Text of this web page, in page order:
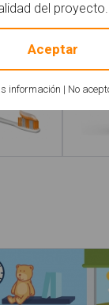
de "Tener"
del proyecto.
información | No
! Not valid!
Aceptar